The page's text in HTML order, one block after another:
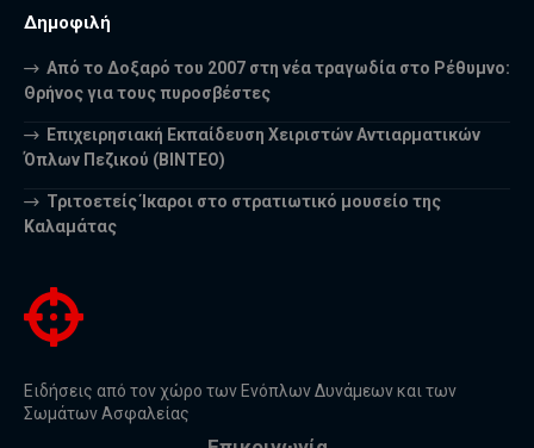
Δημοφιλή
Από το Δοξαρό του 2007 στη νέα τραγωδία στο Ρέθυμνο:
Θρήνος για τους πυροσβέστες
Επιχειρησιακή Εκπαίδευση Χειριστών Αντιαρματικών
Όπλων Πεζικού (ΒΙΝΤΕΟ)
Τριτοετείς Ίκαροι στο στρατιωτικό μουσείο της
Καλαμάτας
Ειδήσεις από τον χώρο των Ενόπλων Δυνάμεων και των
Σωμάτων Ασφαλείας